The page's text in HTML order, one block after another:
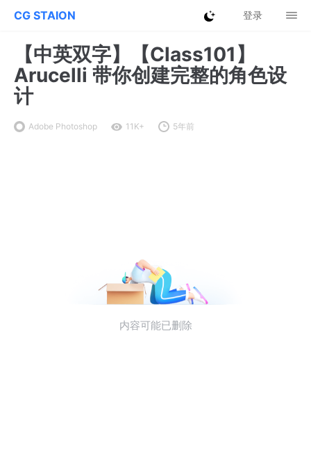
CG STAION 登录
【中英双字】【Class101】
Arucelli 带你创建完整的角色设
计
Adobe Photoshop 11K+ 5年前